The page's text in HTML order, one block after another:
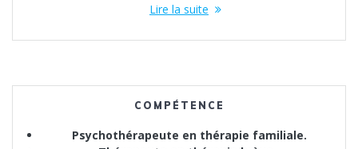
Lire la suite
COMPÉTENCE
Psychothérapeute en thérapie familiale.